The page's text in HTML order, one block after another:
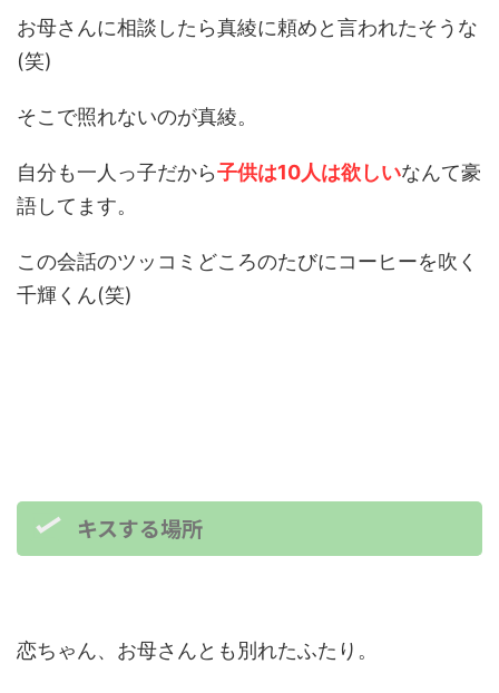
お母さんに相談したら真綾に頼めと言われたそうな
(笑)
そこで照れないのが真綾。
自分も一人っ子だから子供は10人は欲しいなんて豪
語してます。
この会話のツッコミどころのたびにコーヒーを吹く
千輝くん(笑)
キスする場所
恋ちゃん、お母さんとも別れたふたり。